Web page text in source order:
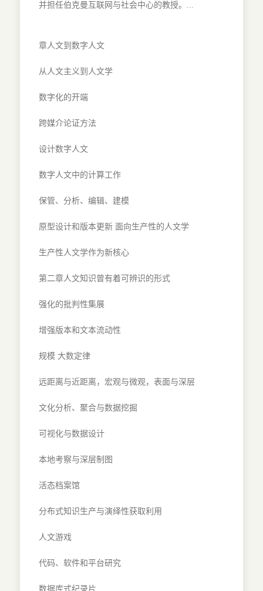
并担任伯克曼互联网与社会中心的教授。...
章人文到数字人文
从人文主义到人文学
数字化的开端
跨媒介论证方法
设计数字人文
数字人文中的计算工作
保管、分析、编辑、建模
原型设计和版本更新 面向生产性的人文学
生产性人文学作为新核心
第二章人文知识曾有着可辨识的形式
强化的批判性集展
增强版本和文本流动性
规模 大数定律
远距离与近距离，宏观与微观，表面与深层
文化分析、聚合与数据挖掘
可视化与数据设计
本地考察与深层制图
活态档案馆
分布式知识生产与演绎性获取利用
人文游戏
代码、软件和平台研究
数据库式纪录片